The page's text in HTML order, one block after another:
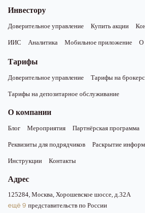
Инвестору
Доверительное управление Купить акции
ИИС Аналитика Мобильное приложение О
Тарифы
Доверительное управление Тарифы на
Тарифы на депозитарное обслуживание
О компании
Блог Мероприятия Партнёрская программа
Реквизиты для подрядчиков Раскрытие
Инструкции Контакты
Адрес
125284, Москва, Хорошевское шоссе, д.32А
ещё 9 представительств по России